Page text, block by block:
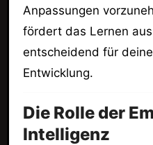
Anpassungen
fördert das Lernen
entscheidend für
Entwicklung.
Die Rolle der
Intelligenz